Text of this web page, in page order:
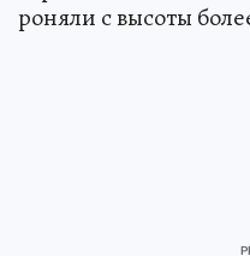
роняли с высоты